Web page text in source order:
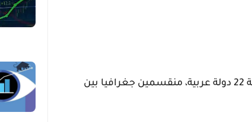
وفقا للدول الأعضاء في جامعة الدول العربية 22 دولة عربية، منقسمين جغرافيا بين